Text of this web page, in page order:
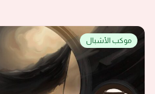
موكب الأشبال